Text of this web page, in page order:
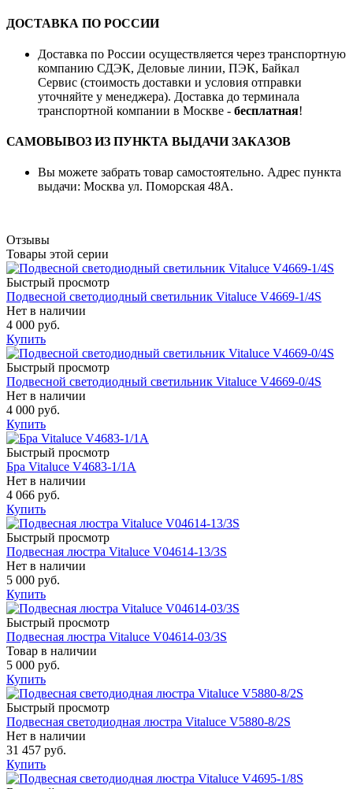
ДОСТАВКА ПО РОССИИ
Доставка по России осуществляется через транспортную
компанию СДЭК, Деловые линии, ПЭК, Байкал
Сервис (стоимость доставки и условия отправки
уточняйте у менеджера). Доставка до терминала
транспортной компании в Москве - бесплатная!
САМОВЫВОЗ ИЗ ПУНКТА ВЫДАЧИ ЗАКАЗОВ
Вы можете забрать товар самостоятельно. Адрес пункта
выдачи: Москва ул. Поморская 48А.
Отзывы
Товары этой серии
Быстрый просмотр
Подвесной светодиодный светильник Vitaluce V4669-1/4S
Нет в наличии
4 000 руб.
Купить
Быстрый просмотр
Подвесной светодиодный светильник Vitaluce V4669-0/4S
Нет в наличии
4 000 руб.
Купить
Быстрый просмотр
Бра Vitaluce V4683-1/1A
Нет в наличии
4 066 руб.
Купить
Быстрый просмотр
Подвесная люстра Vitaluce V04614-13/3S
Нет в наличии
5 000 руб.
Купить
Быстрый просмотр
Подвесная люстра Vitaluce V04614-03/3S
Товар в наличии
5 000 руб.
Купить
Быстрый просмотр
Подвесная светодиодная люстра Vitaluce V5880-8/2S
Нет в наличии
31 457 руб.
Купить